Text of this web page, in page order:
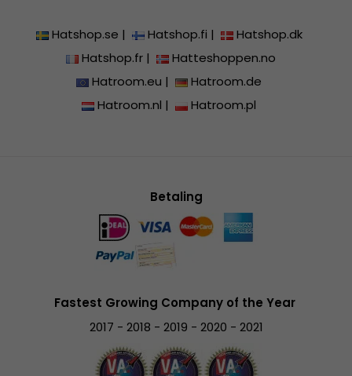
Hatshop.se | Hatshop.fi |
Hatshop.dk
Hatshop.fr|
Hatteshoppen.no
Hatroom.eu |
Hatroom.de
Hatroom.nl | Hatroom.pl
Betaling
Fastest Growing Company of the Year
2017 - 2018 - 2019 - 2020 - 2021